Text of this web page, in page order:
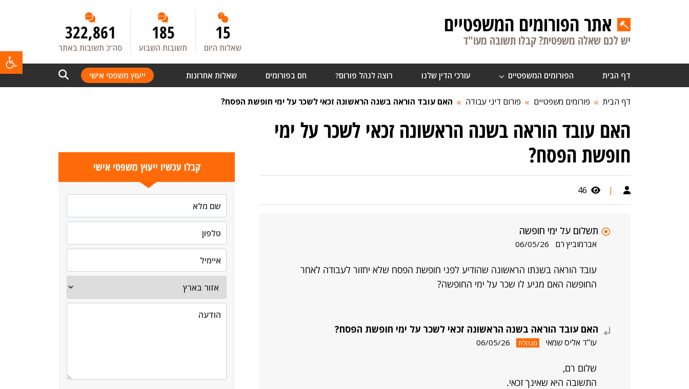
אתר הפורומים המשפטיים
יש לכם שאלה משפטית? קבלו תשובה מעו"ד 15
שאלות היום
185
תשובות השבוע
322,861
סה”כ תשובות באתר
דף הבית הפורומים המשפטיים עורכי הדין שלנו רוצה לנהל פורום? חם בפורומים שאלות אחרונות ייעוץ משפטי אישי
דף הבית פורומים משפטיים פורום דיני עבודה האם עובד הוראה בשנה הראשונה זכאי לשכר על ימי חופשת הפסח?
האם עובד הוראה בשנה הראשונה זכאי לשכר על ימי
חופשת הפסח?
|
46
תשלום על ימי חופשה
אברמוביץ רם 06/05/26
עובד הוראה בשנתו הראשונה שהודיע לפני חופשת הפסח שלא יחזור לעבודה לאחר
החופשה האם מגיע לו שכר על ימי החופשה?
האם עובד הוראה בשנה הראשונה זכאי לשכר על ימי חופשת הפסח?
עו"ד אליס שמאי מנהלת 06/05/26
שלום רם,
התשובה היא שאינך זכאי.
קבלו עכשיו ייעוץ משפטי אישי